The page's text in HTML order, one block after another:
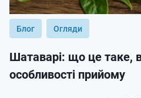
Блог Огляди
Шатаварі: що це таке,
особливості прийому